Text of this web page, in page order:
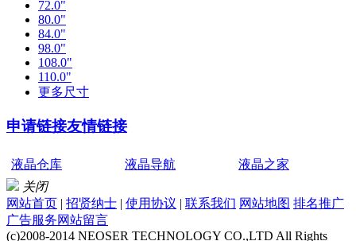
72.0"
80.0"
84.0"
98.0"
108.0"
110.0"
更多尺寸
申请链接友情链接
液晶仓库 液晶导航
液晶之家
关闭
网站首页 | 招贤纳士 | 使用协议 | 联系我们 网站地图 排名推广
广告服务网站留言
(c)2008-2014 NEOSER TECHNOLOGY CO.,LTD All Rights